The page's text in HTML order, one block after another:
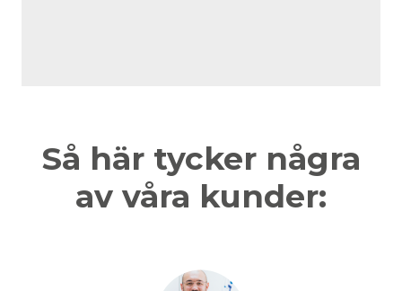
Så här tycker några
av våra kunder: